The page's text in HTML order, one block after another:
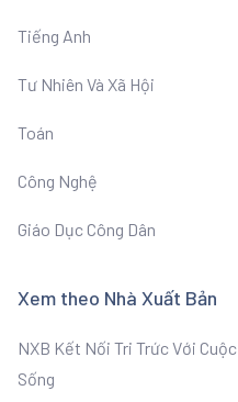
Tiếng Anh
Tư Nhiên Và Xã Hội
Toán
Công Nghệ
Giáo Dục Công Dân
Xem theo Nhà Xuất Bản
NXB Kết Nối Tri Trức Với Cuộc
Sống